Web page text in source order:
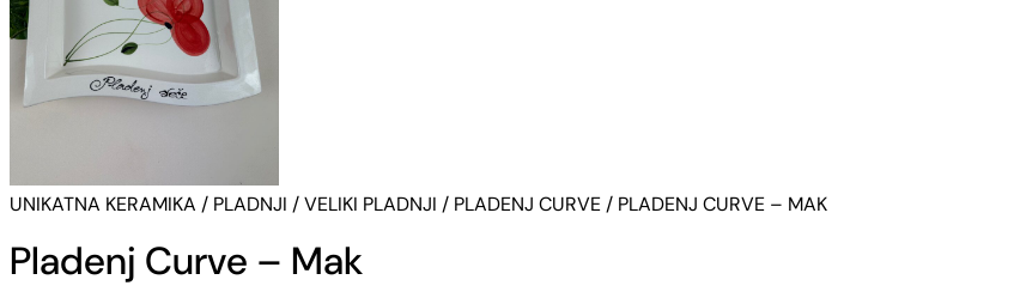
UNIKATNA KERAMIKA / PLADNJI /VELIKI PLADNJI / PLADENJ CURVE / PLADENJ CURVE – MAK
Pladenj Curve – Mak